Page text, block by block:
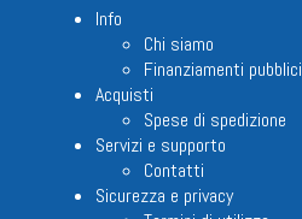
Info
Chi siamo
Finanziamenti pubblici
Acquisti
Spese di spedizione
Servizi e supporto
Contatti
Sicurezza e privacy